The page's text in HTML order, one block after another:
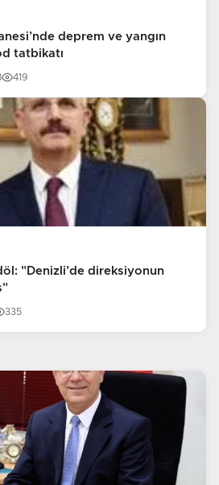
deprem ve yangın
tatbikatı
419
"Denizli’de direksiyonun
335